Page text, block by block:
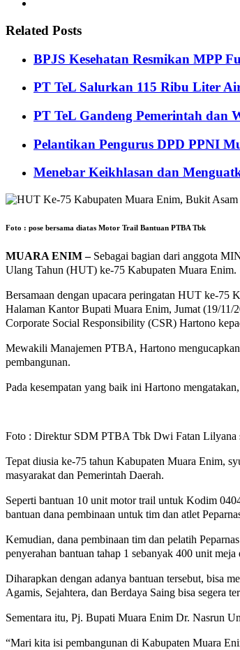
Related Posts
BPJS Kesehatan Resmikan MPP
PT TeL Salurkan 115 Ribu Liter
PT TeL Gandeng Pemerintah dan
Pelantikan Pengurus DPD PPNI
Menebar Keikhlasan dan
Foto : pose bersama diatas Motor Trail Bantuan PTBA Tbk
MUARA ENIM –Sebagai bagian dari anggota
Ulang Tahun (HUT) ke-75 Kabupaten Muara Enim.
Bersamaan dengan upacara peringatan HUT ke-
Halaman Kantor Bupati Muara Enim, Jumat (19/
Corporate Social Responsibility (CSR) Hartono
Mewakili Manajemen PTBA, Hartono
pembangunan.
Pada kesempatan yang baik ini Hartono
Foto : Direktur SDM PTBA Tbk Dwi Fatan Lilyana
Tepat diusia ke-75 tahun Kabupaten Muara Enim,
masyarakat dan Pemerintah Daerah.
Seperti bantuan 10 unit motor trail untuk Kodim
bantuan dana pembinaan untuk tim dan atlet
Kemudian, dana pembinaan tim dan pelatih
penyerahan bantuan tahap 1 sebanyak 400 unit
Diharapkan dengan adanya bantuan tersebut, bisa
Agamis, Sejahtera, dan Berdaya Saing bisa segera
Sementara itu, Pj. Bupati Muara Enim Dr. Nasrun
“Mari kita isi pembangunan di Kabupaten Muara